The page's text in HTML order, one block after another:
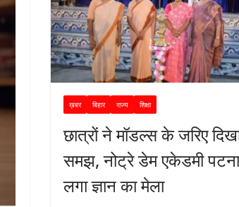
ख़बर बिहार राज्य शिक्षा
छात्रों ने मॉडल्स के जरिए
समझ, नोट्रे डेम एकेडमी
लगा ज्ञान का मेला